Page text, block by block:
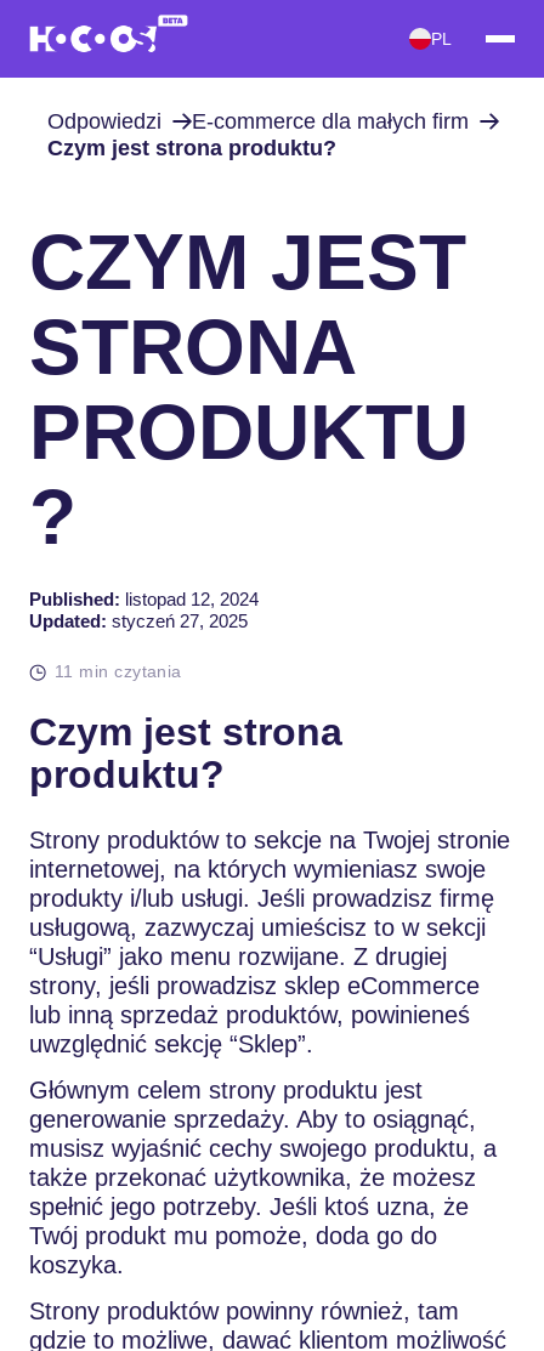
PL
Odpowiedzi
E-commerce dla małych firm
Czym jest strona produktu?
CZYM JEST
STRONA
PRODUKTU
?
Published: listopad 12, 2024
Updated: styczeń 27, 2025
11 min czytania
Czym jest strona
produktu?
Strony produktów to sekcje na Twojej stronie
internetowej, na których wymieniasz swoje
produkty i/lub usługi. Jeśli prowadzisz firmę
usługową, zazwyczaj umieścisz to w sekcji
“Usługi” jako menu rozwijane. Z drugiej
strony, jeśli prowadzisz sklep eCommerce
lub inną sprzedaż produktów, powinieneś
uwzględnić sekcję “Sklep”.
Głównym celem strony produktu jest
generowanie sprzedaży. Aby to osiągnąć,
musisz wyjaśnić cechy swojego produktu, a
także przekonać użytkownika, że możesz
spełnić jego potrzeby. Jeśli ktoś uzna, że
Twój produkt mu pomoże, doda go do
koszyka.
Strony produktów powinny również, tam
gdzie to możliwe, dawać klientom możliwość